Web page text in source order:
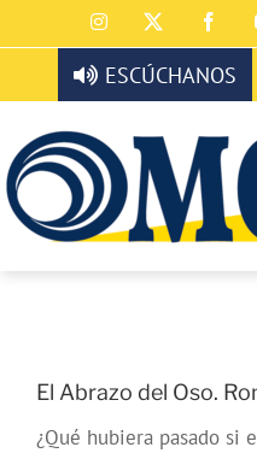
al
contenido
Instagram
ESCÚCHANOS
El Abrazo del Oso.
¿Qué hubiera pasado si